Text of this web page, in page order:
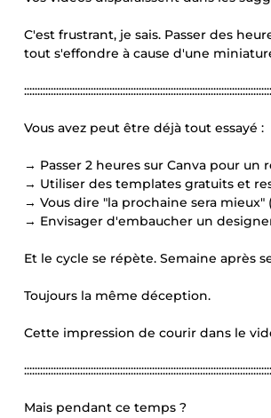
C'est frustrant, je sais. Passer des
tout s'effondre à cause d'une
Vous avez peut être déjà tout essayé :
→ Passer 2 heures sur Canva pour un
→ Utiliser des templates gratuits et
→ Vous dire "la prochaine sera mieux"
→ Envisager d'embaucher un
Et le cycle se répète. Semaine après
Toujours la même déception.
Cette impression de courir dans le
Mais pendant ce temps ?